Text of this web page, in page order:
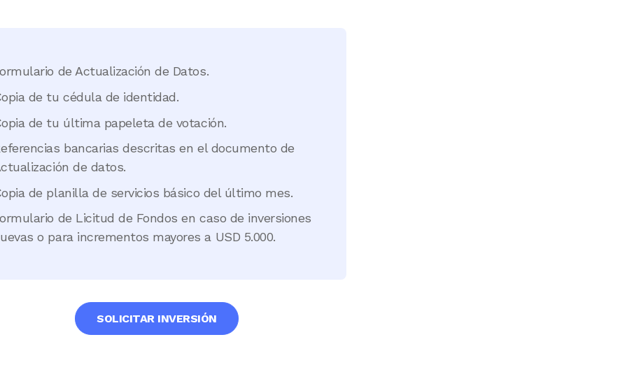
de Actualización de Datos.
de tu cédula de identidad.
de tu última papeleta de votación.
bancarias descritas en el documento de
de datos.
de planilla de servicios básico del último mes.
de Licitud de Fondos en caso de inversiones
o para incrementos mayores a USD 5.000.
SOLICITAR INVERSIÓN